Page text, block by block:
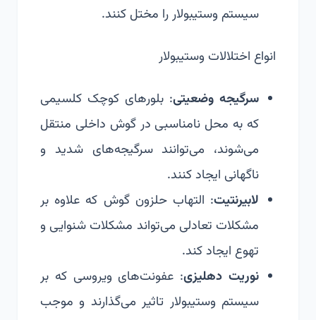
سیستم وستیبولار را مختل کنند.
انواع اختلالات وستیبولار
سرگیجه وضعیتی: بلورهای کوچک کلسیمی
که به محل نامناسبی در گوش داخلی منتقل
می‌شوند، می‌توانند سرگیجه‌های شدید و
ناگهانی ایجاد کنند.
لابیرنتیت: التهاب حلزون گوش که علاوه بر
مشکلات تعادلی می‌تواند مشکلات شنوایی و
تهوع ایجاد کند.
نوریت دهلیزی: عفونت‌های ویروسی که بر
سیستم وستیبولار تاثیر می‌گذارند و موجب